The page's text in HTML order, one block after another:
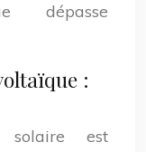
dépasse
:
solaire est